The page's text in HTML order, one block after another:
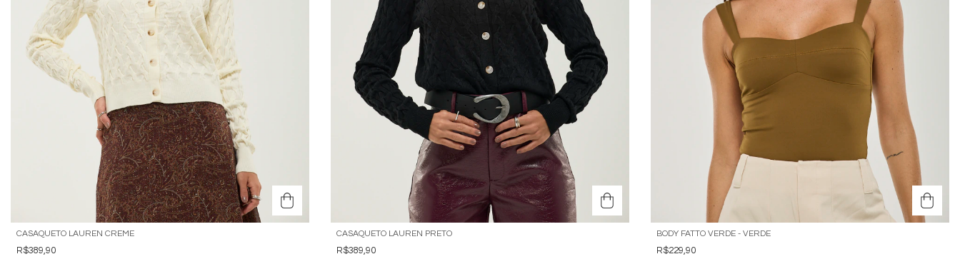
CASAQUETO LAUREN CREME
R$389,90
CASAQUETO LAUREN PRETO
R$389,90
BODY FATTO VERDE - VERDE
R$229,90